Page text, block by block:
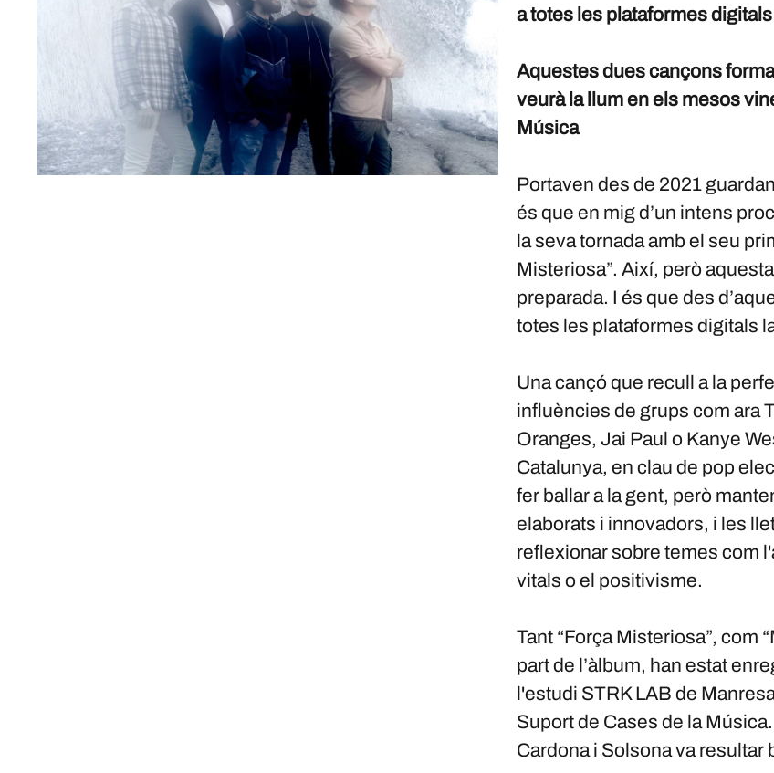
a totes les plataformes digitals
Aquestes dues cançons
veurà la llum en els mesos
Música
Portaven des de 2021
és que en mig d’un intens
la seva tornada amb el seu
Misteriosa”. Així, però
preparada. I és que des
totes les plataformes digitals
Una cançó que recull a la
influències de grups com ara
Oranges, Jai Paul o Kanye
Catalunya, en clau de pop
fer ballar a la gent, però
elaborats i innovadors, i les
reflexionar sobre temes com
vitals o el positivisme.
Tant “Força Misteriosa”, com
part de l’àlbum, han estat
l'estudi STRK LAB de
Suport de Cases de la
Cardona i Solsona va